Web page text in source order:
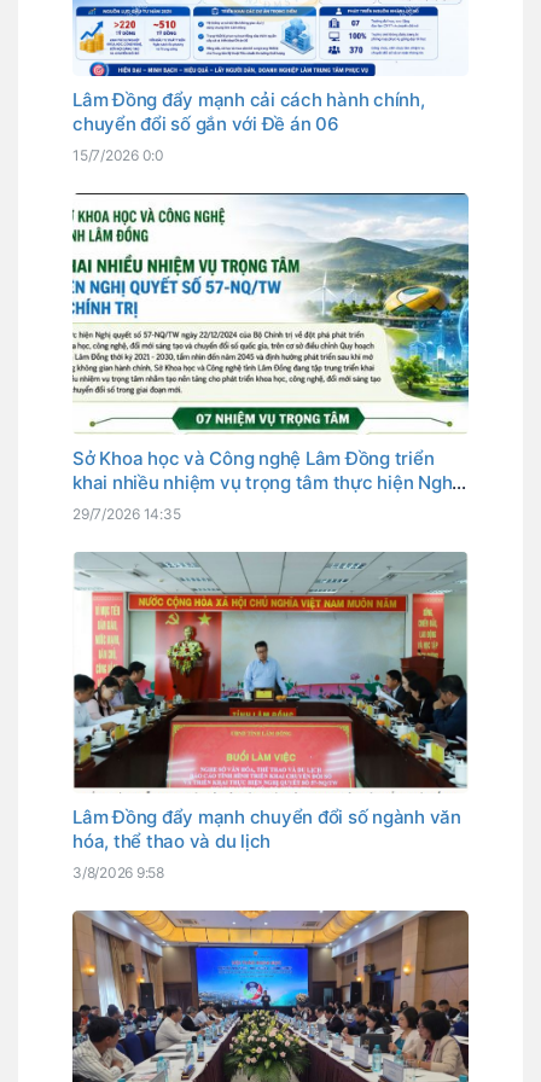
Lâm Đồng đẩy mạnh cải cách hành chính,
chuyển đổi số gắn với Đề án 06
15/7/2026 0:0
Sở Khoa học và Công nghệ Lâm Đồng triển
khai nhiều nhiệm vụ trọng tâm thực hiện Nghị
quyết số 57-NQ/TW của Bộ Chính trị
29/7/2026 14:35
Lâm Đồng đẩy mạnh chuyển đổi số ngành văn
hóa, thể thao và du lịch
3/8/2026 9:58